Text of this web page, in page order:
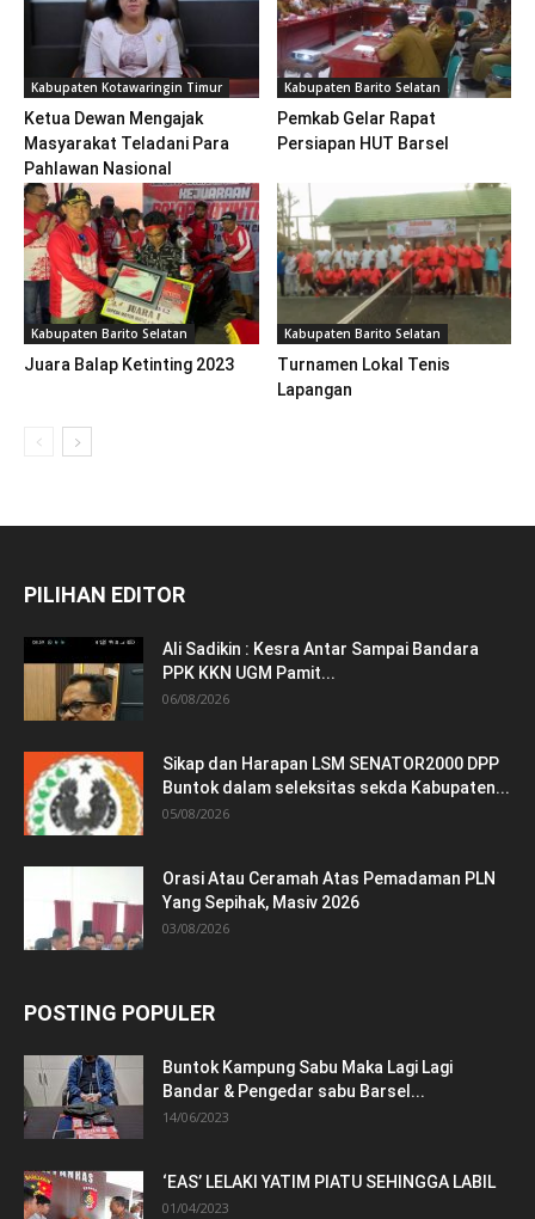
Kabupaten Kotawaringin Timur
Ketua Dewan Mengajak
Masyarakat Teladani Para
Pahlawan Nasional
Kabupaten Barito Selatan
Pemkab Gelar Rapat
Persiapan HUT Barsel
Kabupaten Barito Selatan
Juara Balap Ketinting 2023
Kabupaten Barito Selatan
Turnamen Lokal Tenis
Lapangan
PILIHAN EDITOR
Ali Sadikin : Kesra Antar Sampai Bandara
PPK KKN UGM Pamit...
06/08/2026
Sikap dan Harapan LSM SENATOR2000 DPP
Buntok dalam seleksitas sekda Kabupaten...
05/08/2026
Orasi Atau Ceramah Atas Pemadaman PLN
Yang Sepihak, Masiv 2026
03/08/2026
POSTING POPULER
Buntok Kampung Sabu Maka Lagi Lagi
Bandar & Pengedar sabu Barsel...
14/06/2023
‘EAS’ LELAKI YATIM PIATU SEHINGGA LABIL
01/04/2023